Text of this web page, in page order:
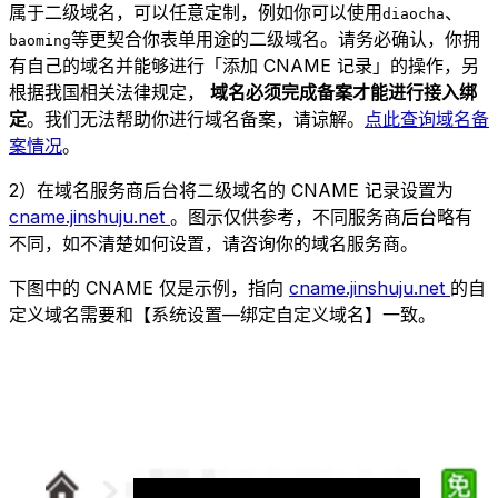
属于二级域名，可以任意定制，例如你可以使用 diaocha、
baoming等更契合你表单用途的二级域名。请务必确认，你拥
有自己的域名并能够进行「添加 CNAME 记录」的操作，另
根据我国相关法律规定， 域名必须完成备案才能进行接入绑
定。我们无法帮助你进行域名备案，请谅解。 点此查询域名备
案情况。
2）在域名服务商后台将二级域名的 CNAME 记录设置为
cname.jinshuju.net 。图示仅供参考，不同服务商后台略有
不同，如不清楚如何设置，请咨询你的域名服务商。
下图中的 CNAME 仅是示例，指向 cname.jinshuju.net 的自
定义域名需要和【系统设置—绑定自定义域名】一致。